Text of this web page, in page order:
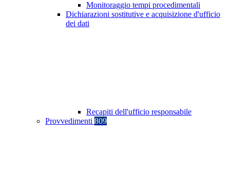
Monitoraggio tempi procedimentali
Dichiarazioni sostitutive e acquisizione d'ufficio
dei dati
Recapiti dell'ufficio responsabile
Provvedimenti 809